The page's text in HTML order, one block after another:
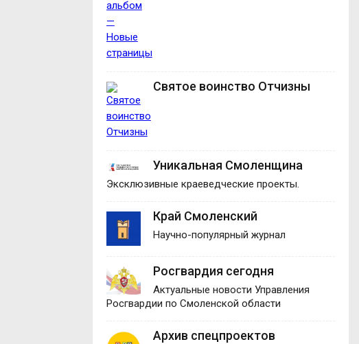
Святое воинство Отчизны
Уникальная Смоленщина
Эксклюзивные краеведческие проекты.
Край Смоленский
Научно-популярный журнал
Росгвардия сегодня
Актуальные новости Управления
Росгвардии по Смоленской области
Архив спецпроектов